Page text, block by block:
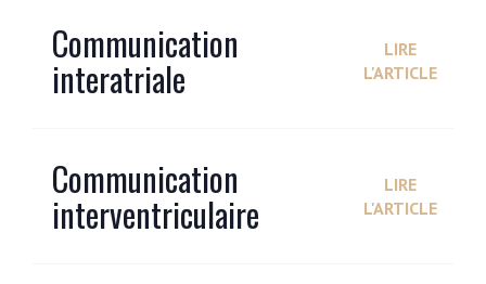
Communication
interatriale
LIRE
L'ARTICLE
Communication
interventriculaire
LIRE
L'ARTICLE